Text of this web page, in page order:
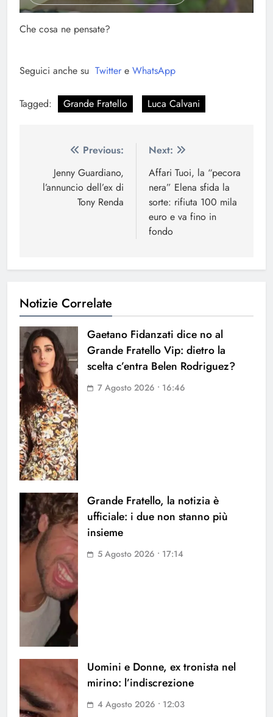
Che cosa ne pensate?
Seguici anche su Twitter e WhatsApp
Tagged: Grande Fratello Luca Calvani
Navigazione
articoli
Previous:
Jenny Guardiano,
l’annuncio dell’ex di
Tony Renda
Next:
Affari Tuoi, la “pecora
nera” Elena sfida la
sorte: rifiuta 100 mila
euro e va fino in
fondo
Notizie Correlate
Gaetano Fidanzati dice no al
Grande Fratello Vip: dietro la
scelta c’entra Belen Rodriguez?
7 Agosto 2026 • 16:46
Grande Fratello, la notizia è
ufficiale: i due non stanno più
insieme
5 Agosto 2026 • 17:14
Uomini e Donne, ex tronista nel
mirino: l’indiscrezione
4 Agosto 2026 • 12:03